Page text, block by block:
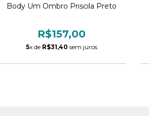
Body Um Ombro Priscila Preto
R$157,00
5x de R$31,40 sem juros